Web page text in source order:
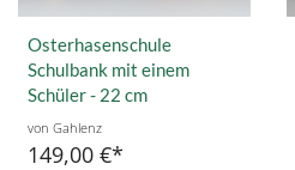
Osterhasenschule
Schulbank mit einem
Schüler - 22 cm
von Gahlenz
149,00 €